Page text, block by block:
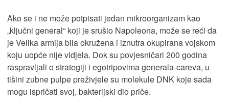
Ako se i ne može potpisati jedan mikroorganizam kao
„ključni general“ koji je srušio Napoleona, može se reći da
je Velika armija bila okružena i iznutra okupirana vojskom
koju uopće nije vidjela. Dok su povjesničari 200 godina
raspravljali o strategiji i egotripovima generala-careva, u
tišini zubne pulpe preživjele su molekule DNK koje sada
mogu ispričati svoj, bakterijski dio priče.